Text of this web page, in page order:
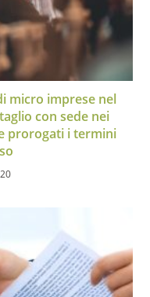
micro imprese nel
con sede nei
prorogati i termini